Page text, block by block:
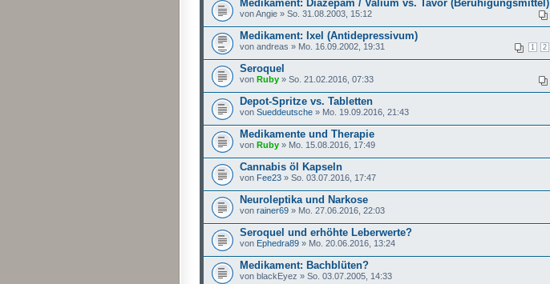
Medikament: Diazepam / Valium vs. Tavor (Beruhigungsmittel)
von Angie » So. 31.08.2003, 15:12
Medikament: Ixel (Antidepressivum)
1 2
von andreas » Mo. 16.09.2002, 19:31
Seroquel
von Ruby » So. 21.02.2016, 07:33
Depot-Spritze vs. Tabletten
von Sueddeutsche » Mo. 19.09.2016, 21:43
Medikamente und Therapie
von Ruby » Mo. 15.08.2016, 17:49
Cannabis öl Kapseln
von Fee23 » So. 03.07.2016, 17:47
Neuroleptika und Narkose
von rainer69 » Mo. 27.06.2016, 22:03
Seroquel und erhöhte Leberwerte?
von Ephedra89 » Mo. 20.06.2016, 13:24
Medikament: Bachblüten?
von blackEyez » So. 03.07.2005, 14:33